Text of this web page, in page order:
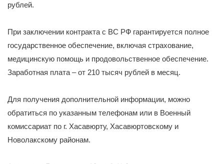
рублей.
При заключении контракта с ВС РФ гарантируется полное
государственное обеспечение, включая страхование,
медицинскую помощь и продовольственное обеспечение.
Заработная плата – от 210 тысяч рублей в месяц.
Для получения дополнительной информации, можно
обратиться по указанным телефонам или в Военный
комиссариат по г. Хасавюрту, Хасавюртовскому и
Новолакскому районам.